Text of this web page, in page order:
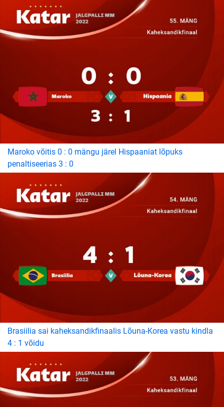
Maroko võitis 0 : 0 mängu järel Hispaaniat lõpuks
penaltiseerias 3 : 0
Brasiilia sai kaheksandikfinaalis Lõuna-Korea vastu kindla
4 : 1 võidu